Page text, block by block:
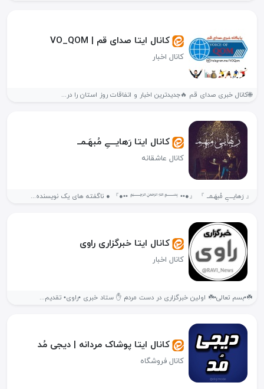
کانال ایتا صدای قم | VO_QOM
کانال اخبار
🌐کانال خبری صدای قم 🔥جدید‌ترین اخبار و اتفاقات روز استان را در...
کانال ایتا رَهایـــےِ مُبهَـمــ
کانال عاشقانه
『 رَهایـــےِ مُبهَـمــ 』 『●•• ﷽ ••●』 ● ناگفته های یک نویسنده...
کانال ایتا خبرگزاری راوی
کانال اخبار
☘️•بسم تعالی•☘️ اولین خبرگزاری در دست مردم ✋ ستاد خبری •راوی• تقدیم...
کانال ایتا پوشاک مردانه | دیجی مُد
کانال فروشگاه